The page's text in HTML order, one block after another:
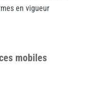
en vigueur
mobiles